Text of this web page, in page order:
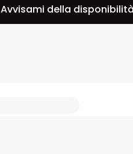
Avvisami della disponibilità